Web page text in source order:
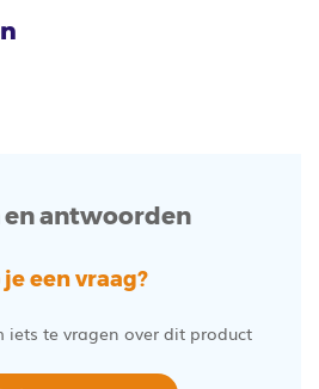
en antwoorden
je een vraag?
iets te vragen over dit product